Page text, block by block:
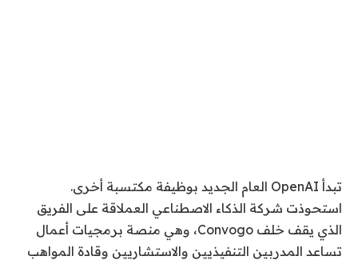
تبدأ OpenAI العام الجديد بوظيفة مكتسبة أخرى.
استحوذت شركة الذكاء الاصطناعي العملاقة على الفريق
الذي يقف خلف Convogo، وهي منصة برمجيات أعمال
تساعد المدربين التنفيذيين والاستشاريين وقادة المواهب